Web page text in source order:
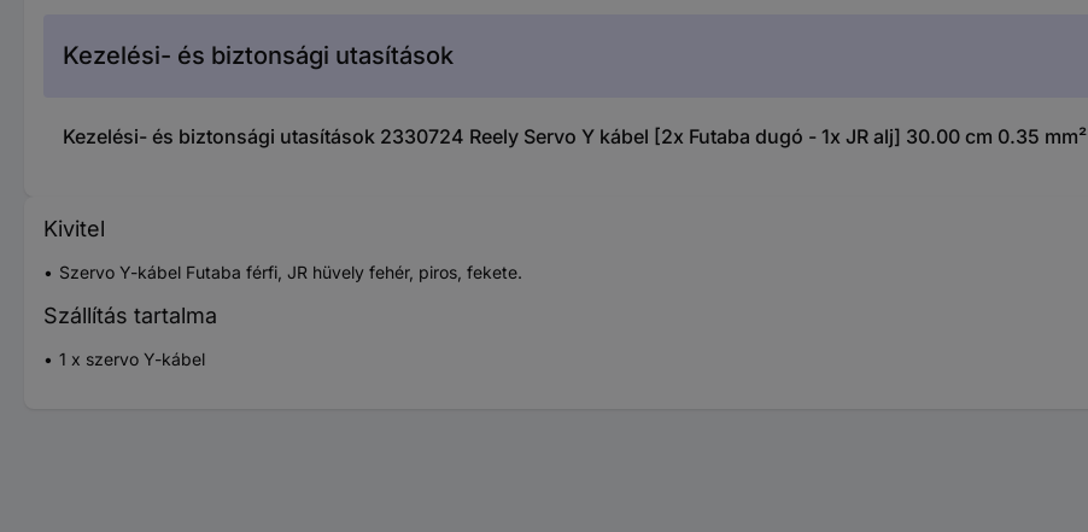
Kezelési- és biztonsági utasítások
Kezelési- és biztonsági utasítások 2330724 Reely Servo Y kábel [2x Futaba dugó - 1x JR alj] 30.00 cm 0.35 mm²
Kivitel
Szervo Y-kábel Futaba férfi, JR hüvely fehér, piros, fekete.
Szállítás tartalma
1 x szervo Y-kábel